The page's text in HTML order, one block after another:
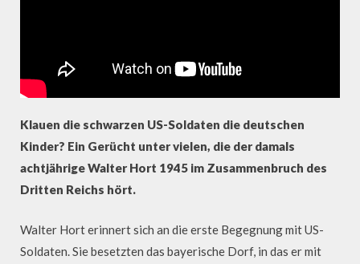
Klauen die schwarzen US-Soldaten die deutschen
Kinder? Ein Gerücht unter vielen, die der damals
achtjährige Walter Hort 1945 im Zusammenbruch des
Dritten Reichs hört.
Walter Hort erinnert sich an die erste Begegnung mit US-
Soldaten. Sie besetzten das bayerische Dorf, in das er mit